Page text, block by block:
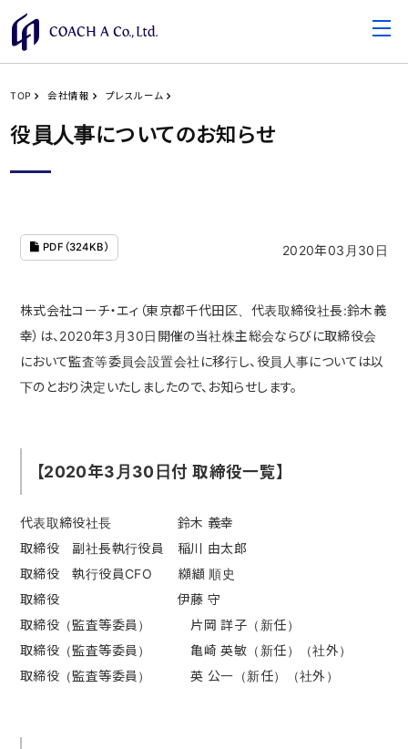
TOP 会社情報 プレスルーム
役員人事についてのお知らせ
PDF（324KB） 2020年03月30日
株式会社コーチ・エィ（東京都千代田区、代表取締役社長:鈴木義
幸）は、2020年3月30日開催の当社株主総会ならびに取締役会
において監査等委員会設置会社に移行し、役員人事については以
下のとおり決定いたしましたので、お知らせします。
【2020年3月30日付 取締役一覧】
代表取締役社長 鈴木 義幸
取締役 副社長執行役員 稲川 由太郎
取締役 執行役員CFO 纐纈 順史
取締役 伊藤 守
取締役（監査等委員） 片岡 詳子（新任）
取締役（監査等委員） 亀崎 英敏（新任）（社外）
取締役（監査等委員） 英 公一（新任）（社外）